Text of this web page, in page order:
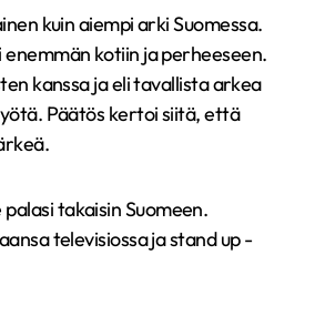
kuin aiempi arki Suomessa.
kotiin ja perheeseen.
kanssa ja eli tavallista arkea
Päätös kertoi siitä, että
takaisin Suomeen.
televisiossa ja stand up -